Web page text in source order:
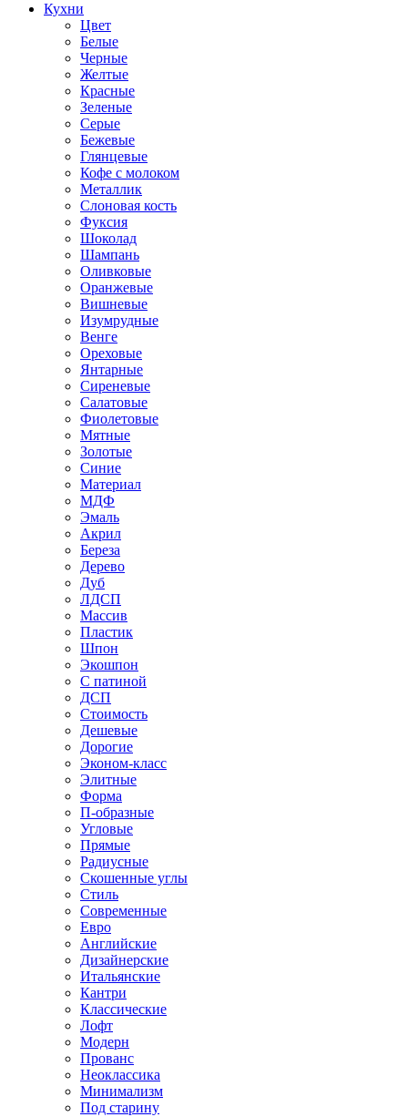
Кухни
Цвет
Белые
Черные
Желтые
Красные
Зеленые
Серые
Бежевые
Глянцевые
Кофе с молоком
Металлик
Слоновая кость
Фуксия
Шоколад
Шампань
Оливковые
Оранжевые
Вишневые
Изумрудные
Венге
Ореховые
Янтарные
Сиреневые
Салатовые
Фиолетовые
Мятные
Золотые
Синие
Материал
МДФ
Эмаль
Акрил
Береза
Дерево
Дуб
ЛДСП
Массив
Пластик
Шпон
Экошпон
С патиной
ДСП
Стоимость
Дешевые
Дорогие
Эконом-класс
Элитные
Форма
П-образные
Угловые
Прямые
Радиусные
Скошенные углы
Стиль
Современные
Евро
Английские
Дизайнерские
Итальянские
Кантри
Классические
Лофт
Модерн
Прованс
Неоклассика
Минимализм
Под старину